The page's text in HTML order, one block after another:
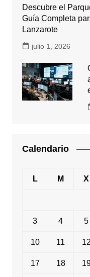
Descubre el
Guía Completa
Lanzarote
julio 1, 2026
Calendario
L M X
3 4 5
10 11 12
17 18